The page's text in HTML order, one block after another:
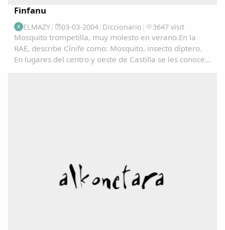
Finfanu
E ELMAZY| 03-03-2004| Diccionario | 3647 visit
Mosquito trompetilla, muy molesto en verano.En la
RAE, describe Cínife como: Mosquito, insecto díptero.
En lugares del centro y oeste de Castilla se les conoce